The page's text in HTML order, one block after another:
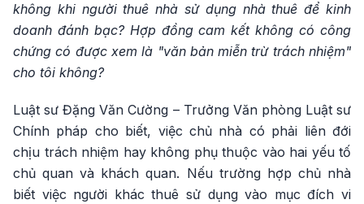
không khi người thuê nhà sử dụng nhà thuê để kinh
doanh đánh bạc? Hợp đồng cam kết không có công
chứng có được xem là "văn bản miễn trừ trách nhiệm"
cho tôi không?
Luật sư Đặng Văn Cường – Trưởng Văn phòng Luật sư
Chính pháp cho biết, việc chủ nhà có phải liên đới
chịu trách nhiệm hay không phụ thuộc vào hai yếu tố
chủ quan và khách quan. Nếu trường hợp chủ nhà
biết việc người khác thuê sử dụng vào mục đích vi